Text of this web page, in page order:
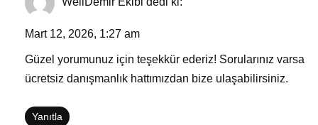
Mart 12, 2026, 1:27 am
Güzel yorumunuz için teşekkür ederiz! Sorularınız varsa
ücretsiz danışmanlık hattımızdan bize ulaşabilirsiniz.
Yanıtla